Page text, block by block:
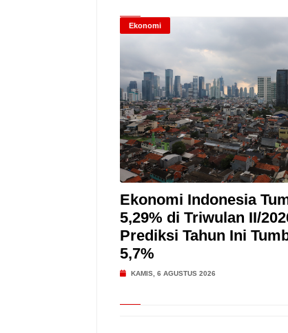
Ekonomi
Ekonomi Indonesia
5,29% di Triwulan II/
Prediksi Tahun Ini
5,7%
KAMIS, 6 AGUSTUS 2026